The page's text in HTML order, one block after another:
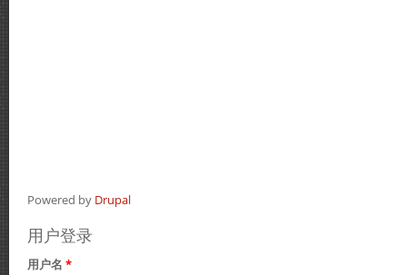
Powered by Drupal
用户登录
用户名 *